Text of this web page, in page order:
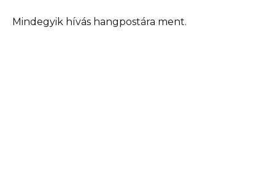
Mindegyik hívás hangpostára ment.